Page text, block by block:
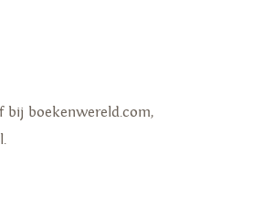
bij boekenwereld.com,